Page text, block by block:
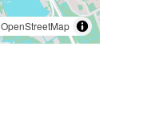
OpenStreetMap